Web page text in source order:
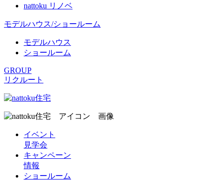
nattoku リノベ
モデルハウス/ショールーム
モデルハウス
ショールーム
GROUP
リクルート
イベント
見学会
キャンペーン
情報
ショールーム